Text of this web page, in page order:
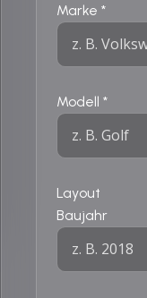
Marke*
Modell*
Layout
Baujahr